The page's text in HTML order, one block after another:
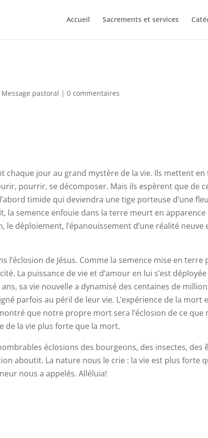
Accueil Sacrements et services
Message pastoral |0 commentaires
chaque jour au grand mystère de la vie. Ils mettent en
pourrir, se décomposer. Mais ils espèrent que de
timide qui deviendra une tige porteuse d’une
la semence enfouie dans la terre meurt en apparence
le déploiement, l’épanouissement d’une réalité neuve
l’éclosion de Jésus. Comme la semence mise en terre
La puissance de vie et d’amour en lui s’est
sa vie nouvelle a dynamisé des centaines de
parfois au péril de leur vie. L’expérience de la mort
que notre propre mort sera l’éclosion de ce que
de la vie plus forte que la mort.
éclosions des bourgeons, des insectes, des
aboutit. La nature nous le crie : la vie est plus forte
nous a appelés. Alléluia!